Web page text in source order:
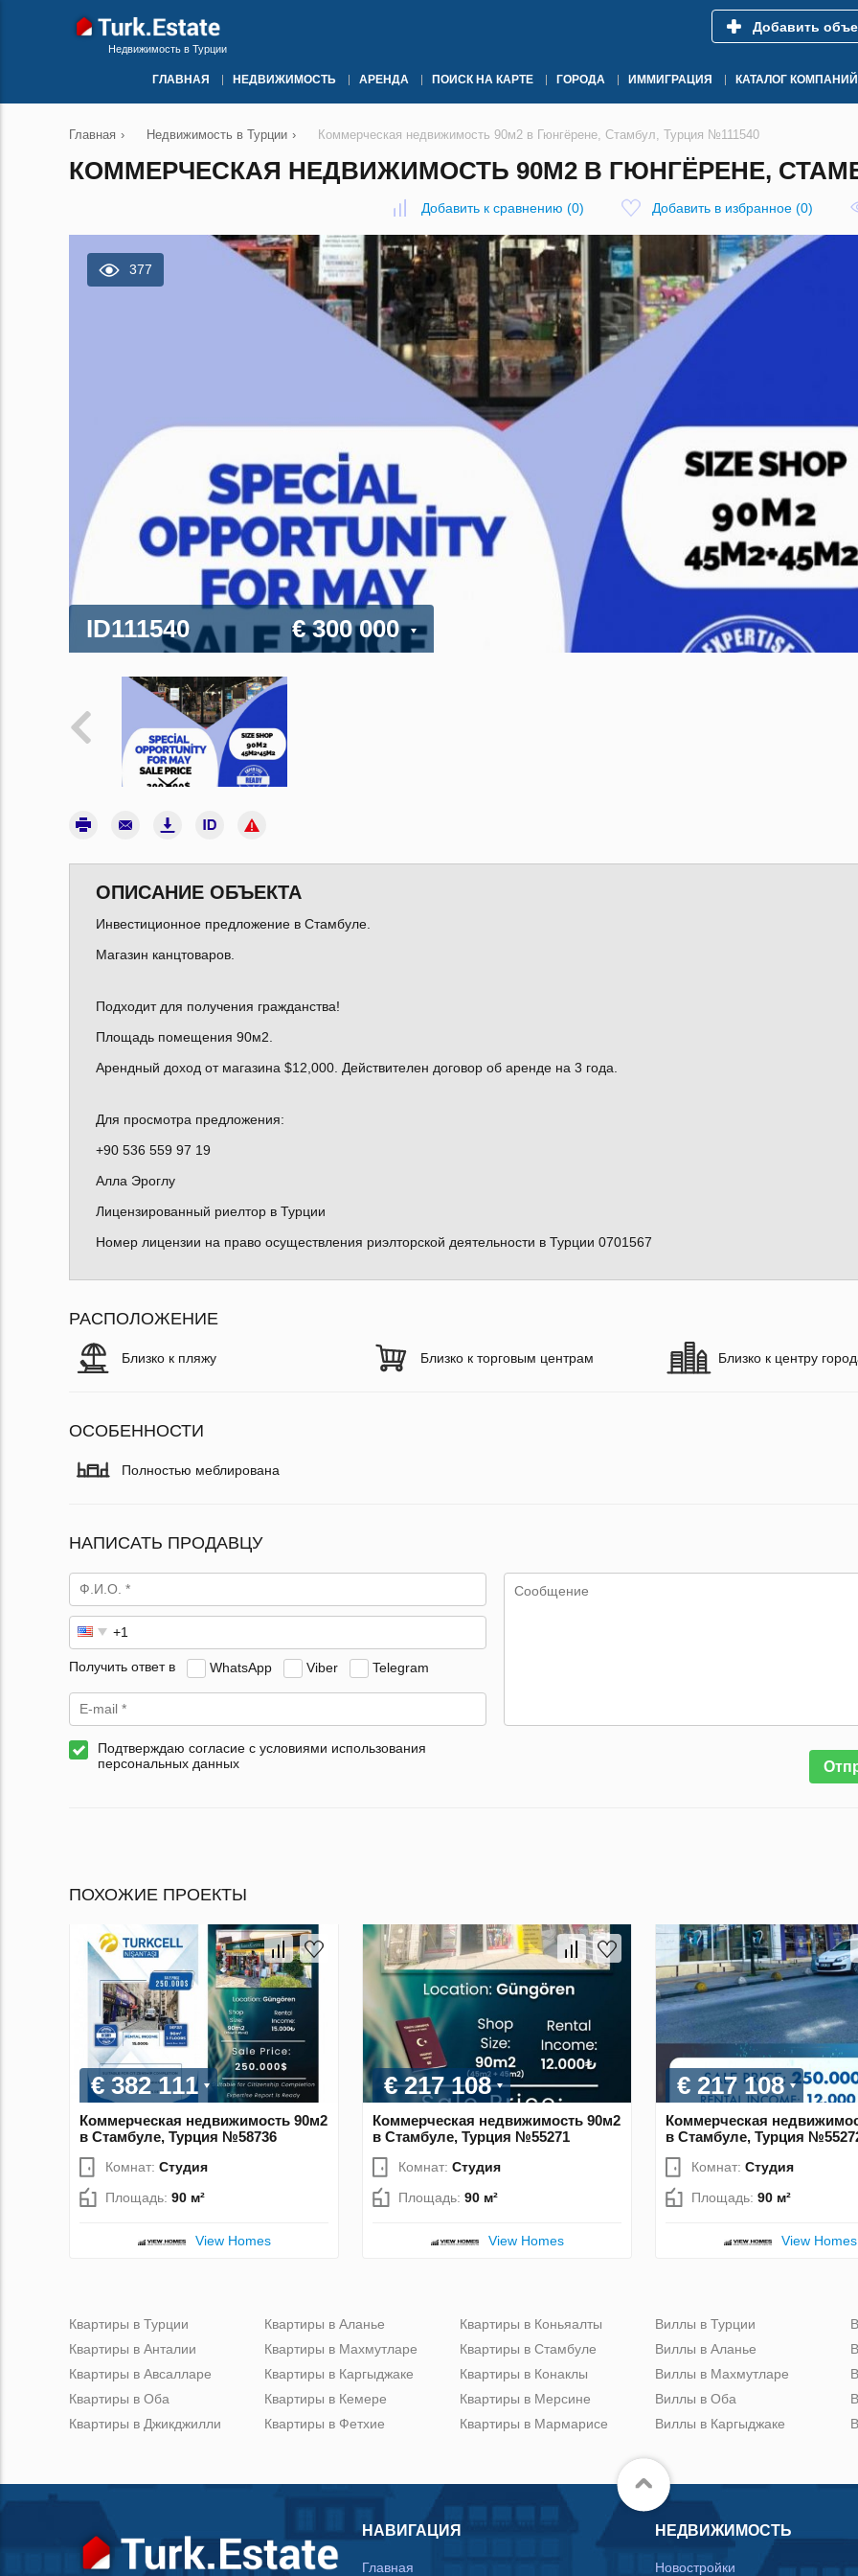
Недвижимость в Турции
Добавить
ГЛАВНАЯ НЕДВИЖИМОСТЬ АРЕНДА ПОИСК НА КАРТЕ ГОРОДА ИММИГРАЦИЯ КАТАЛОГ КОМПАНИЙ
Главная › Недвижимость в Турции › Коммерческая недвижимость 90м2 в Гюнгёрене, Стамбул, Турция №111540
КОММЕРЧЕСКАЯ НЕДВИЖИМОСТЬ 90М2 В ГЮНГЁРЕНЕ,
Добавить к сравнению (0) Добавить в избранное (0)
377
ID111540 € 300 000
ОПИСАНИЕ ОБЪЕКТА
Инвестиционное предложение в Стамбуле.
Магазин канцтоваров.
Подходит для получения гражданства!
Площадь помещения 90м2.
Арендный доход от магазина $12,000. Действителен договор об аренде на 3 года.
Для просмотра предложения:
+90 536 559 97 19
Алла Эроглу
Лицензированный риелтор в Турции
Номер лицензии на право осуществления риэлторской деятельности в Турции 0701567
РАСПОЛОЖЕНИЕ
Близко к пляжу Близко к торговым центрам Близко к центру
ОСОБЕННОСТИ
Полностью меблирована
НАПИСАТЬ ПРОДАВЦУ
Получить ответ в WhatsApp Viber Telegram
Подтверждаю согласие с условиями использования
персональных данных
ПОХОЖИЕ ПРОЕКТЫ
€ 382 111
Коммерческая недвижимость 90м2
в Стамбуле, Турция №58736
Комнат: Студия
Площадь: 90 м²
View Homes
€ 217 108
Коммерческая недвижимость 90м2
в Стамбуле, Турция №55271
Комнат: Студия
Площадь: 90 м²
View Homes
€ 217 108
Коммерческая
в Стамбуле, Турция
Комнат: Студия
Площадь: 90 м²
View Homes
Квартиры в Турции
Квартиры в Анталии
Квартиры в Авсалларе
Квартиры в Оба
Квартиры в Джикджилли
Квартиры в Аланье
Квартиры в Махмутларе
Квартиры в Каргыджаке
Квартиры в Кемере
Квартиры в Фетхие
Квартиры в Коньяалты
Квартиры в Стамбуле
Квартиры в Конаклы
Квартиры в Мерсине
Квартиры в Мармарисе
Виллы в Турции
Виллы в Аланье
Виллы в Махмутларе
Виллы в Оба
Виллы в Каргыджаке
НАВИГАЦИЯ
Главная
НЕДВИЖИМОСТЬ
Новостройки